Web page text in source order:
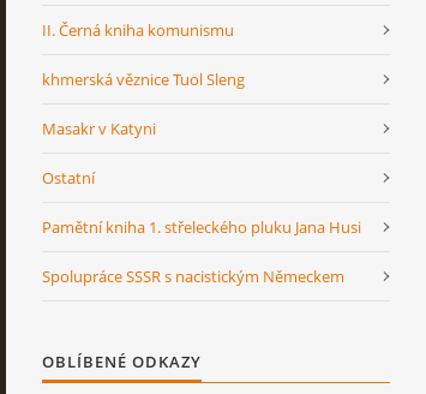
II. Černá kniha komunismu
khmerská věznice Tuol Sleng
Masakr v Katyni
Ostatní
Pamětní kniha 1. střeleckého pluku Jana Husi
Spolupráce SSSR s nacistickým Německem
OBLÍBENÉ ODKAZY